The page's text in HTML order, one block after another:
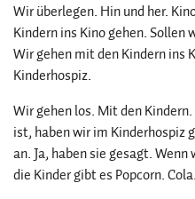
Wir überlegen. Hin und her.
Kindern ins Kino gehen. Sollen
Wir gehen mit den Kindern ins
Kinderhospiz.
Wir gehen los. Mit den
ist, haben wir im Kinderhospiz
an. Ja, haben sie gesagt.
die Kinder gibt es Popcorn.